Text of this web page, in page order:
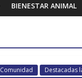
BIENESTAR ANIMAL
Comunidad
Destacadas